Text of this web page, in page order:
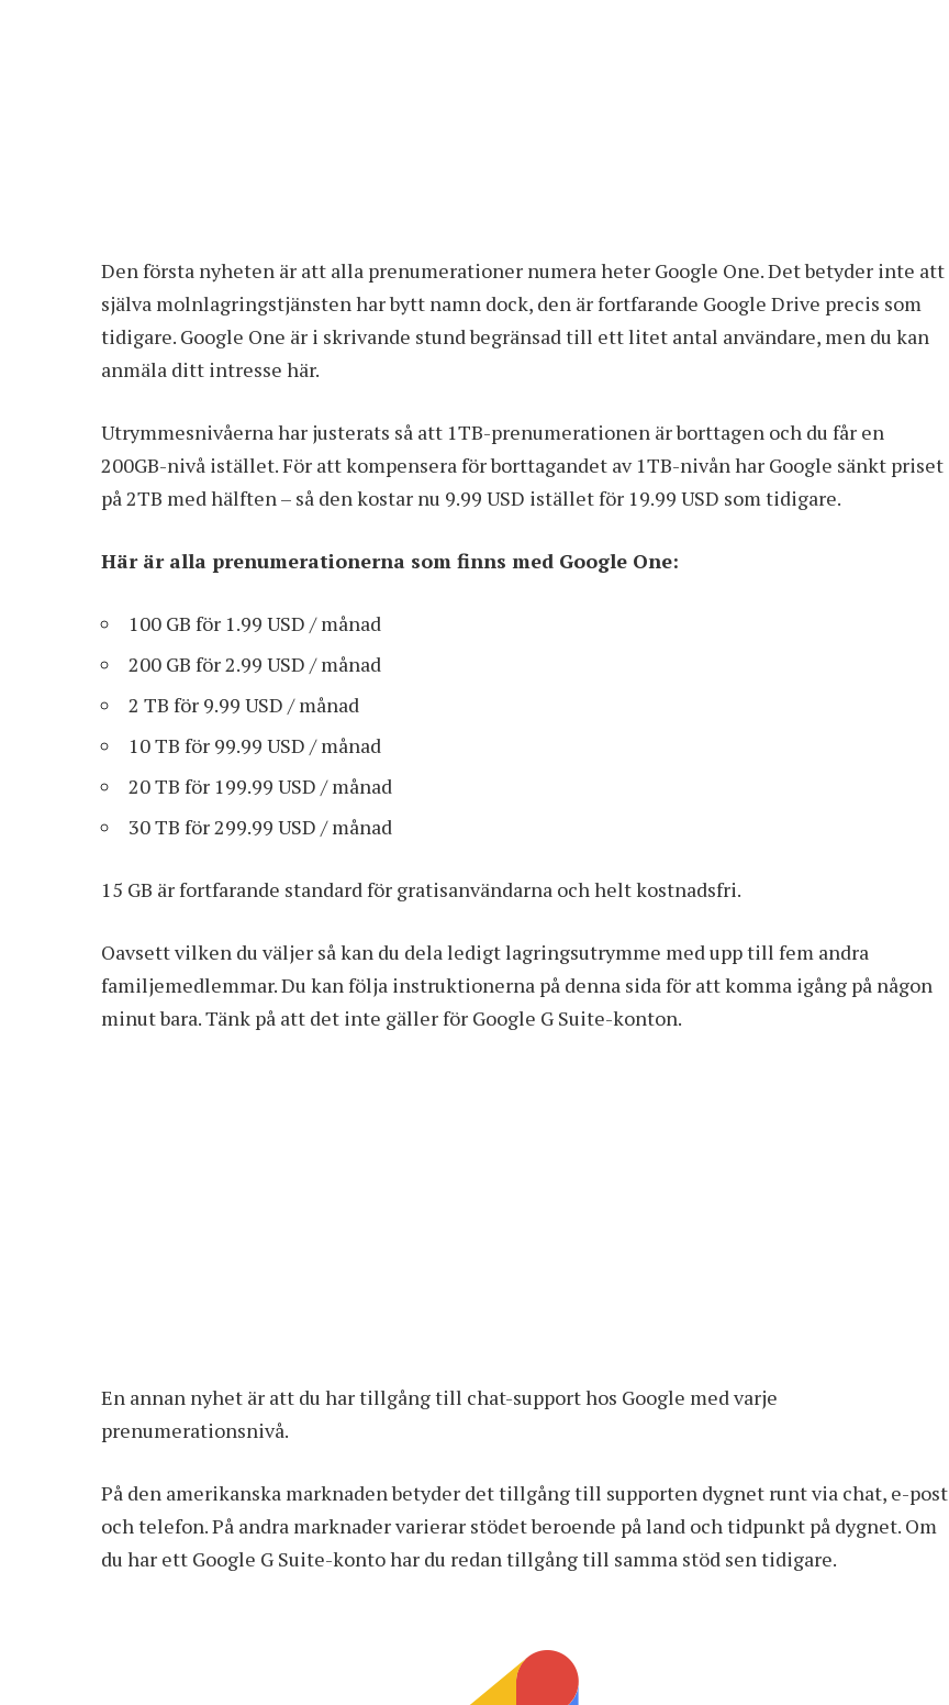
Den första nyheten är att alla prenumerationer numera heter Google One. Det betyder inte att
själva molnlagringstjänsten har bytt namn dock, den är fortfarande Google Drive precis som
tidigare. Google One är i skrivande stund begränsad till ett litet antal användare, men du kan
anmäla ditt intresse här.
Utrymmesnivåerna har justerats så att 1TB-prenumerationen är borttagen och du får en
200GB-nivå istället. För att kompensera för borttagandet av 1TB-nivån har Google sänkt priset
på 2TB med hälften – så den kostar nu 9.99 USD istället för 19.99 USD som tidigare.
Här är alla prenumerationerna som finns med Google One:
100 GB för 1.99 USD / månad
200 GB för 2.99 USD / månad
2 TB för 9.99 USD / månad
10 TB för 99.99 USD / månad
20 TB för 199.99 USD / månad
30 TB för 299.99 USD / månad
15 GB är fortfarande standard för gratisanvändarna och helt kostnadsfri.
Oavsett vilken du väljer så kan du dela ledigt lagringsutrymme med upp till fem andra
familjemedlemmar. Du kan följa instruktionerna på denna sidaför att komma igång på någon
minut bara. Tänk på att det inte gäller för Google G Suite-konton.
En annan nyhet är att du har tillgång till chat-support hos Google med varje
prenumerationsnivå.
På den amerikanska marknaden betyder det tillgång till supporten dygnet runt via chat, e-post
och telefon. På andra marknader varierar stödet beroende på land och tidpunkt på dygnet. Om
du har ett Google G Suite-konto har du redan tillgång till samma stöd sen tidigare.